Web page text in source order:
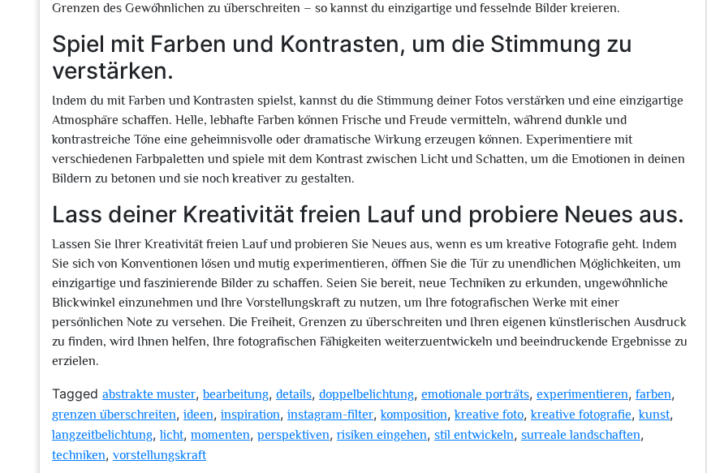
Grenzen des Gewöhnlichen zu überschreiten – so kannst du einzigartige und fesselnde Bilder kreieren.
Spiel mit Farben und Kontrasten, um die Stimmung zu
verstärken.
Indem du mit Farben und Kontrasten spielst, kannst du die Stimmung deiner Fotos verstärken und eine einzigartige
Atmosphäre schaffen. Helle, lebhafte Farben können Frische und Freude vermitteln, während dunkle und
kontrastreiche Töne eine geheimnisvolle oder dramatische Wirkung erzeugen können. Experimentiere mit
verschiedenen Farbpaletten und spiele mit dem Kontrast zwischen Licht und Schatten, um die Emotionen in deinen
Bildern zu betonen und sie noch kreativer zu gestalten.
Lass deiner Kreativität freien Lauf und probiere Neues aus.
Lassen Sie Ihrer Kreativität freien Lauf und probieren Sie Neues aus, wenn es um kreative Fotografie geht. Indem
Sie sich von Konventionen lösen und mutig experimentieren, öffnen Sie die Tür zu unendlichen Möglichkeiten, um
einzigartige und faszinierende Bilder zu schaffen. Seien Sie bereit, neue Techniken zu erkunden, ungewöhnliche
Blickwinkel einzunehmen und Ihre Vorstellungskraft zu nutzen, um Ihre fotografischen Werke mit einer
persönlichen Note zu versehen. Die Freiheit, Grenzen zu überschreiten und Ihren eigenen künstlerischen Ausdruck
zu finden, wird Ihnen helfen, Ihre fotografischen Fähigkeiten weiterzuentwickeln und beeindruckende Ergebnisse zu
erzielen.
Tagged abstrakte muster,bearbeitung, details, doppelbelichtung, emotionale porträts, experimentieren, farben,
grenzen überschreiten, ideen, inspiration, instagram-filter,komposition,kreative foto,kreative fotografie,kunst,
langzeitbelichtung,licht, momenten, perspektiven, risiken eingehen, stil entwickeln, surreale landschaften,
techniken, vorstellungskraft